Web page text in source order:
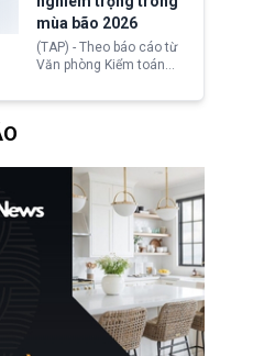
năm 2026 đến nay, phản
ánh xu hướng gia tăng
các trường hợp trục
xuất.
mùa bão 2026
(TAP) - Theo báo cáo từ
Văn phòng Kiểm toán
quan Quản lý Khẩn cấp
nguy cơ thiếu hụt lực
lượng trầm trọng. Điều
này cần được đặc biệt
chú ý bởi nếu các siêu
bão đổ bộ Hoa Kỳ ở nửa
cuối năm 2026, lực
lượng ứng phó “mỏng”
có thể làm nghẽn công
tác cứu trợ; dẫn đến hệ
thống ứng phó khẩn cấp
quốc gia quá tải.